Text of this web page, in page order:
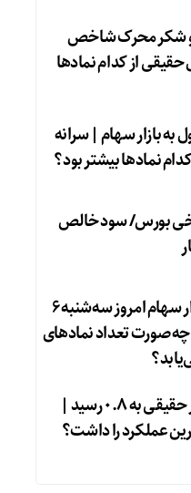
و شکر محرک شاخص
از کدام نماد‌ها
به بازار سهام | سرانه
نماد‌ها بیشتر بود؟
بورس/ سود خالص
پیش‌بینی بازار سهام امروز سه‌شنبه ۶
۱۴۰۵ | در چه صورت تعداد نماد‌های
قدرت خریدار حقیقی به ۰.۸ رسید |
عملکرد را داشت؟